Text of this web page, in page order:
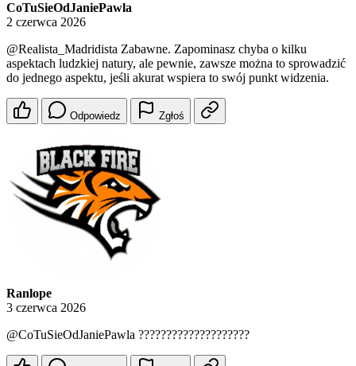
CoTuSieOdJaniePawla
2 czerwca 2026
@Realista_Madridista Zabawne. Zapominasz chyba o kilku
aspektach ludzkiej natury, ale pewnie, zawsze można to sprowadzić
do jednego aspektu, jeśli akurat wspiera to swój punkt widzenia.
Odpowiedz Zgłoś
Ranlope
3 czerwca 2026
@CoTuSieOdJaniePawla ????????????????????